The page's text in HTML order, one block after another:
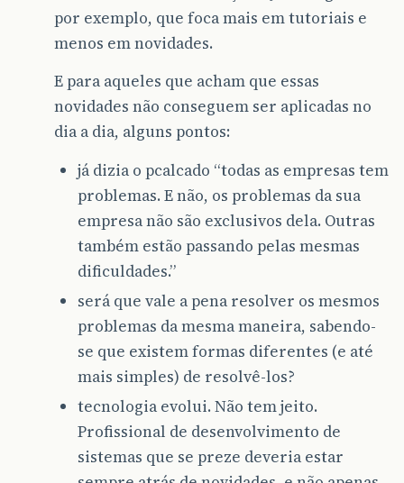
por exemplo, que foca mais em tutoriais e
menos em novidades.
E para aqueles que acham que essas
novidades não conseguem ser aplicadas no
dia a dia, alguns pontos:
já dizia o pcalcado “todas as empresas tem
problemas. E não, os problemas da sua
empresa não são exclusivos dela. Outras
também estão passando pelas mesmas
dificuldades.”
será que vale a pena resolver os mesmos
problemas da mesma maneira, sabendo-
se que existem formas diferentes (e até
mais simples) de resolvê-los?
tecnologia evolui. Não tem jeito.
Profissional de desenvolvimento de
sistemas que se preze deveria estar